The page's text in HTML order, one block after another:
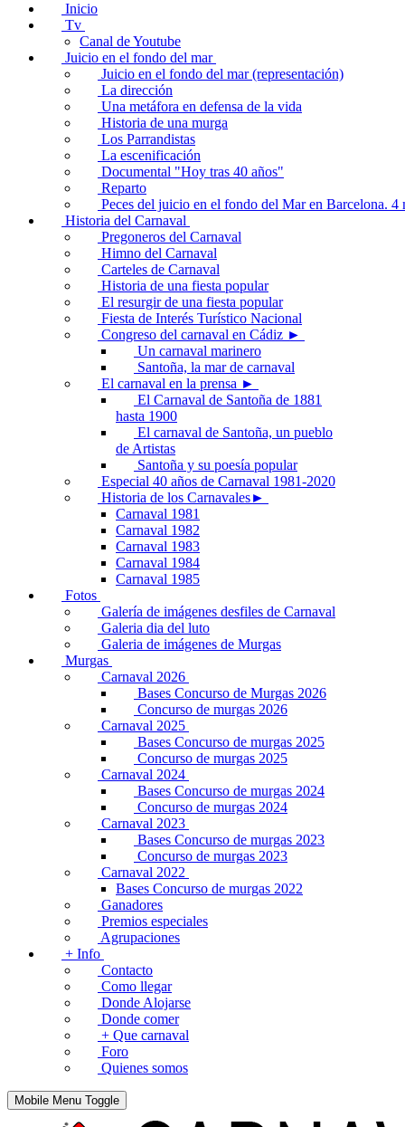
Inicio
Tv
Canal de Youtube
Juicio en el fondo del mar
Juicio en el fondo del mar (representación)
La dirección
Una metáfora en defensa de la vida
Historia de una murga
Los Parrandistas
La escenificación
Documental "Hoy tras 40 años"
Reparto
Peces del juicio en el fondo del Mar en Barcelona. 4
Historia del Carnaval
Pregoneros del Carnaval
Himno del Carnaval
Carteles de Carnaval
Historia de una fiesta popular
El resurgir de una fiesta popular
Fiesta de Interés Turístico Nacional
Congreso del carnaval en Cádiz ►
Un carnaval marinero
Santoña, la mar de carnaval
El carnaval en la prensa ►
El Carnaval de Santoña de 1881
hasta 1900
El carnaval de Santoña, un pueblo
de Artistas
Santoña y su poesía popular
Especial 40 años de Carnaval 1981-2020
Historia de los Carnavales►
Carnaval 1981
Carnaval 1982
Carnaval 1983
Carnaval 1984
Carnaval 1985
Fotos
Galería de imágenes desfiles de Carnaval
Galeria dia del luto
Galeria de imágenes de Murgas
Murgas
Carnaval 2026
Bases Concurso de Murgas 2026
Concurso de murgas 2026
Carnaval 2025
Bases Concurso de murgas 2025
Concurso de murgas 2025
Carnaval 2024
Bases Concurso de murgas 2024
Concurso de murgas 2024
Carnaval 2023
Bases Concurso de murgas 2023
Concurso de murgas 2023
Carnaval 2022
Bases Concurso de murgas 2022
Ganadores
Premios especiales
Agrupaciones
+ Info
Contacto
Como llegar
Donde Alojarse
Donde comer
+ Que carnaval
Foro
Quienes somos
Mobile Menu Toggle